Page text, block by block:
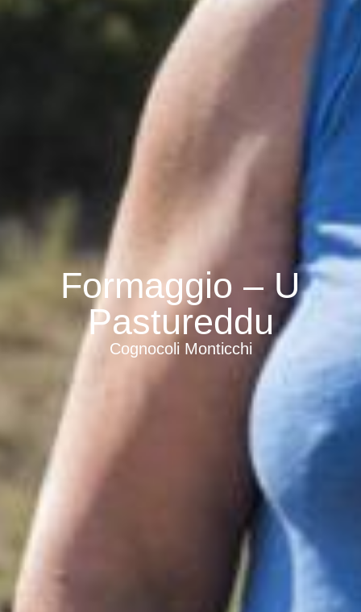
Formaggio – U
Pastureddu
Cognocoli Monticchi